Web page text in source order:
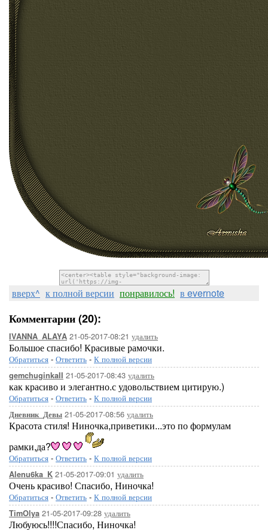
вверх^ к полной версии понравилось! в evernote
Комментарии (20):
IVANNA_ALAYA 21-05-2017-08:21 удалить
Большое спасибо! Красивые рамочки.
Обратиться - Ответить - К полной версии
gemchuginkaII 21-05-2017-08:43 удалить
как красиво и элегантно.с удовольствием цитирую.)
Обратиться - Ответить - К полной версии
Дневник_Девы 21-05-2017-08:56 удалить
Красота стиля! Ниночка,приветики...это по формулам
рамки,да?
Обратиться - Ответить - К полной версии
Alenu6ka_K 21-05-2017-09:01 удалить
Очень красиво! Спасибо, Ниночка!
Обратиться - Ответить - К полной версии
TimOlya 21-05-2017-09:28 удалить
Любуюсь!!!!Спасибо, Ниночка!